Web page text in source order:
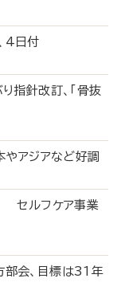
4日付
指針改訂、「骨抜
やアジアなど好調
セルフケア事業
会、目標は31年